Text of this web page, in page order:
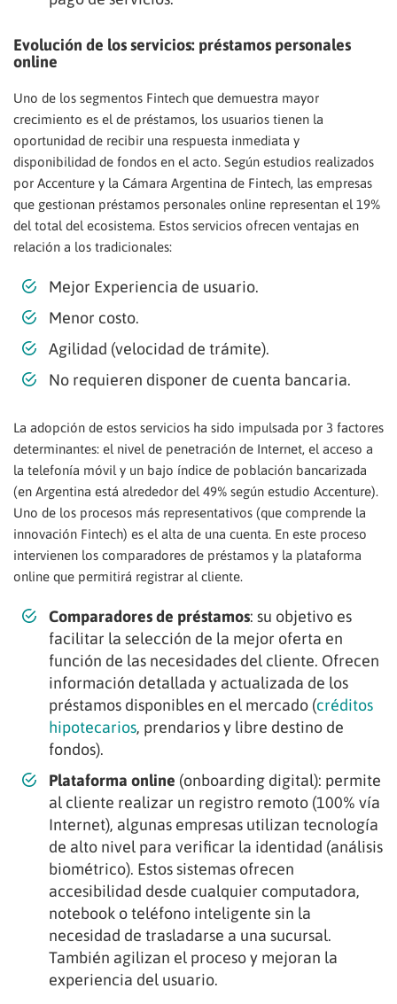
Evolución de los servicios: préstamos personales
online
Uno de los segmentos Fintech que demuestra mayor
crecimiento es el de préstamos, los usuarios tienen la
oportunidad de recibir una respuesta inmediata y
disponibilidad de fondos en el acto. Según estudios realizados
por Accenture y la Cámara Argentina de Fintech, las empresas
que gestionan préstamos personales online representan el 19%
del total del ecosistema. Estos servicios ofrecen ventajas en
relación a los tradicionales:
Mejor Experiencia de usuario.
Menor costo.
Agilidad (velocidad de trámite).
No requieren disponer de cuenta bancaria.
La adopción de estos servicios ha sido impulsada por 3 factores
determinantes: el nivel de penetración de Internet, el acceso a
la telefonía móvil y un bajo índice de población bancarizada
(en Argentina está alrededor del 49% según estudio Accenture).
Uno de los procesos más representativos (que comprende la
innovación Fintech) es el alta de una cuenta. En este proceso
intervienen los comparadores de préstamos y la plataforma
online que permitirá registrar al cliente.
Comparadores de préstamos: su objetivo es
facilitar la selección de la mejor oferta en
función de las necesidades del cliente. Ofrecen
información detallada y actualizada de los
préstamos disponibles en el mercado (créditos
hipotecarios, prendarios y libre destino de
fondos).
Plataforma online (onboarding digital): permite
al cliente realizar un registro remoto (100% vía
Internet), algunas empresas utilizan tecnología
de alto nivel para verificar la identidad (análisis
biométrico). Estos sistemas ofrecen
accesibilidad desde cualquier computadora,
notebook o teléfono inteligente sin la
necesidad de trasladarse a una sucursal.
También agilizan el proceso y mejoran la
experiencia del usuario.